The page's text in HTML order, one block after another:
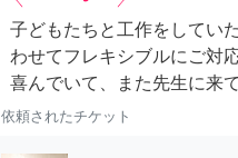
子どもたちと工作をしてい
わせてフレキシブルにご対
喜んでいて、また先生に来
依頼されたチケット